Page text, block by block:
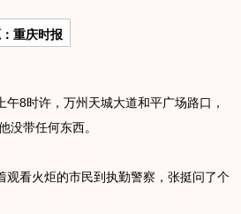
重庆时报
8时许，万州天城大道和平广场路口，
没带任何东西。
看火炬的市民到执勤警察，张挺问了个